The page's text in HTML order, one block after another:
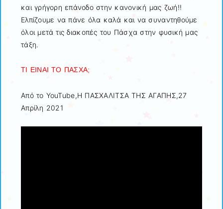
και γρήγορη επάνοδο στην κανονική μας ζωή!!
Ελπίζουμε να πάνε όλα καλά και να συναντηθούμε
όλοι μετά τις διακοπές του Πάσχα στην φυσική μας
τάξη.
ΤΙ ΕΙΝΑΙ ΤΟ ΠΑΣΧΑ;
Από το YouTube,Η ΠΑΣΧΑΛΙΤΣΑ ΤΗΣ ΑΓΑΠΗΣ,27
Απρίλη 2021